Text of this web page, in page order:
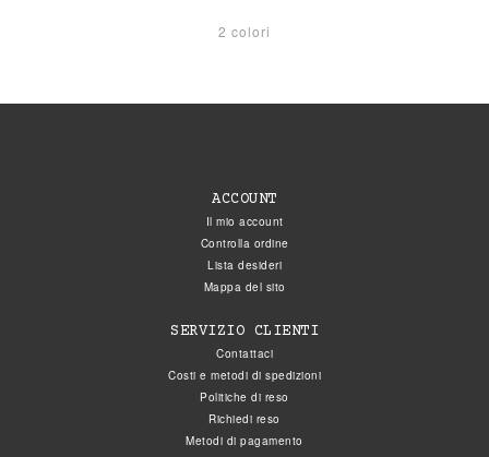
2 colori
ACCOUNT
Il mio account
Controlla ordine
Lista desideri
Mappa del sito
SERVIZIO CLIENTI
Contattaci
Costi e metodi di spedizioni
Politiche di reso
Richiedi reso
Metodi di pagamento